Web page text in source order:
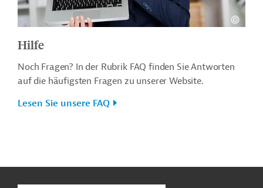
Hilfe
Noch Fragen? In der Rubrik FAQ finden Sie Antworten
auf die häufigsten Fragen zu unserer Website.
Lesen Sie unsere FAQ